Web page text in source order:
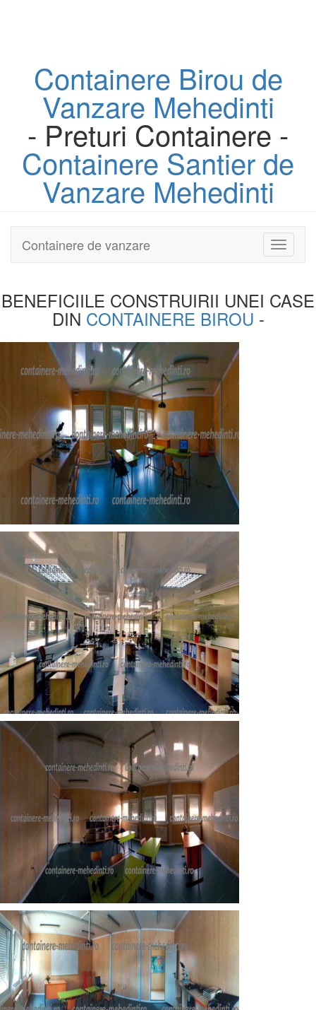
Containere Birou de
Vanzare Mehedinti
- Preturi Containere -
Containere Santier de
Vanzare Mehedinti
Toggle
Containere de vanzare
BENEFICIILE CONSTRUIRII UNEI CASE
DIN CONTAINERE BIROU -